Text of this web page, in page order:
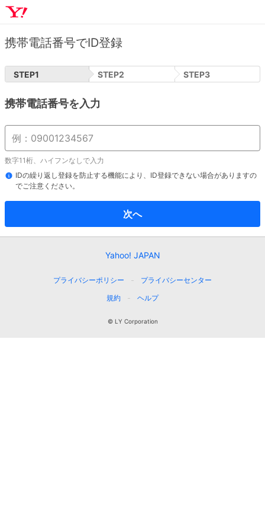
携帯電話番号でID登録
STEP1 STEP2 STEP3
携帯電話番号を入力
数字11桁、ハイフンなしで入力
IDの繰り返し登録を防止する機能により、ID登録できない場合がありますの
でご注意ください。
次へ
Yahoo! JAPAN
プライバシーポリシー
プライバシーセンター
規約
ヘルプ
© LY Corporation